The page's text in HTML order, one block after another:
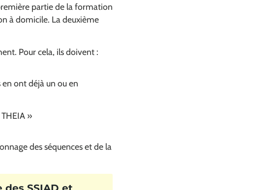
partie de la formation
à domicile. La deuxième
Pour cela, ils doivent :
en ont déjà un ou en
»
des séquences et de la